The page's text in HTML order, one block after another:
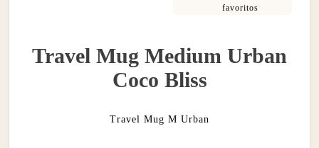
Travel Mug Medium Urban
Coco Bliss
Travel Mug M Urban